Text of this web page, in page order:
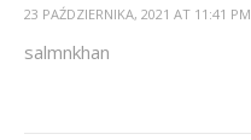
23 PAŹDZIERNIKA, 2021 AT 11:41 PM
salmnkhan